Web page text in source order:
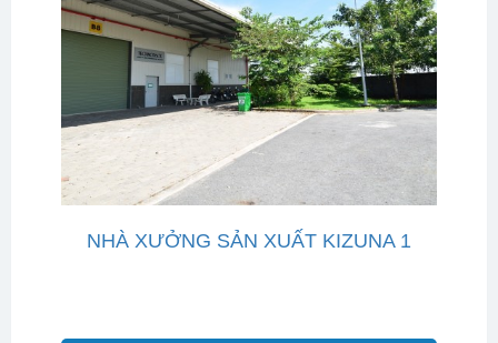
NHÀ XƯỞNG SẢN XUẤT KIZUNA 1